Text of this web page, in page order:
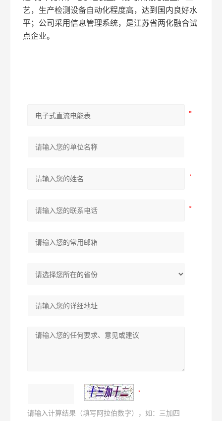
艺，生产检测设备自动化程度高，达到国内良好水
平；公司采用信息管理系统，是江苏省两化融合试
点企业。
请输入计算结果（填写阿拉伯数字），如：三加四